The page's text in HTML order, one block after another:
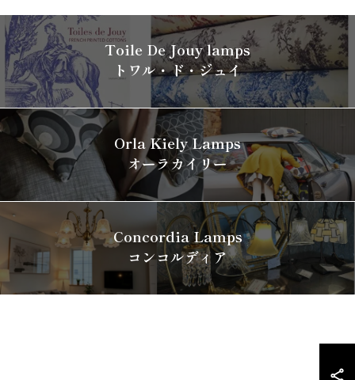
Toile De Jouy lamps
トワル・ド・ジュイ
Orla Kiely Lamps
オーラカイリー
Concordia Lamps
コンコルディア